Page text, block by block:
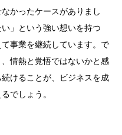
かったケースがありまし
」という強い想いを持つ
事業を継続しています。で
情熱と覚悟ではないかと感
けることが、ビジネスを成
でしょう。